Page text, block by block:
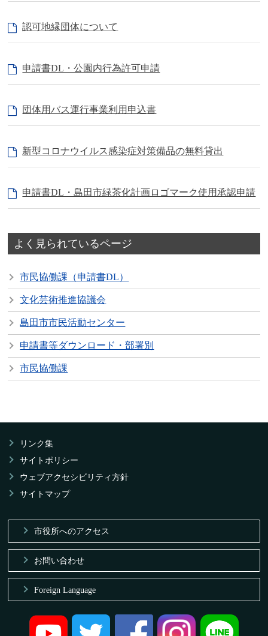
認可地縁団体について
申請書DL・公園内行為許可申請
団体用バス運行事業利用申込書
新型コロナウイルス感染症対策備品の無料貸出
申請書DL・島田市緑茶化計画ロゴマーク使用承認申請
よく見られているページ
市民協働課（申請書DL）
文化芸術推進協議会
島田市市民活動センター
申請書等ダウンロード・部署別
市民協働課
リンク集
サイトポリシー
ウェブアクセシビリティ方針
サイトマップ
市役所へのアクセス
お問い合わせ
Foreign Language